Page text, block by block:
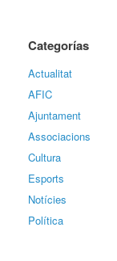
Categorías
Actualitat
AFIC
Ajuntament
Associacions
Cultura
Esports
Notícies
Política